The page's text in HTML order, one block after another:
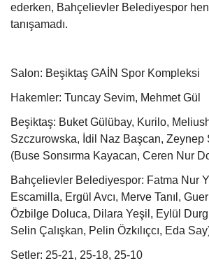
ederken, Bahçelievler Belediyespor
tanışamadı.
Salon: Beşiktaş GAİN Spor Kompleksi
Hakemler: Tuncay Sevim, Mehmet Gül
Beşiktaş: Buket Gülübay, Kurilo,
Szczurowska, İdil Naz Başcan, Zeynep
(Buse Sonsırma Kayacan, Ceren Nur
Bahçelievler Belediyespor: Fatma Nur
Escamilla, Ergül Avcı, Merve Tanıl,
Özbilge Doluca, Dilara Yeşil, Eylül
Selin Çalışkan, Pelin Özkılıçcı, Eda
Setler: 25-21, 25-18, 25-10